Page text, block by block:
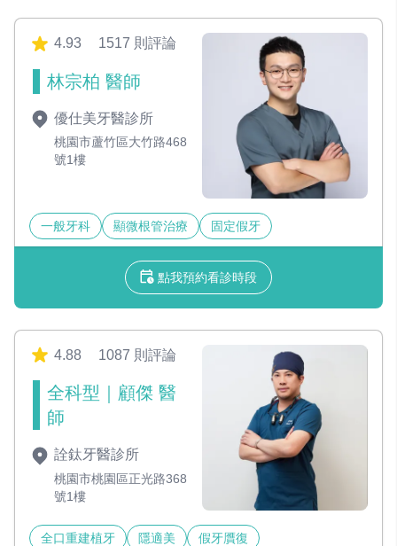
4.93 1517 則評論
林宗柏 醫師
優仕美牙醫診所
桃園市蘆竹區大竹路468
號1樓
一般牙科 顯微根管治療 固定假牙
點我預約看診時段
4.88 1087 則評論
全科型｜顧傑 醫
師
詮鈦牙醫診所
桃園市桃園區正光路368
號1樓
全口重建植牙 隱適美 假牙贋復